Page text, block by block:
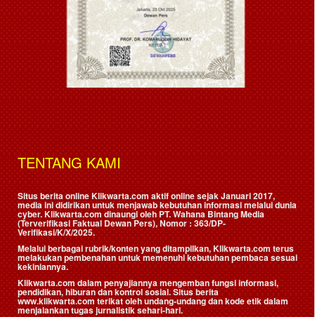
TENTANG KAMI
Situs berita online Klikwarta.com aktif online sejak Januari 2017,
media ini didirikan untuk menjawab kebutuhan informasi melalui dunia
cyber. Klikwarta.com dinaungi oleh PT. Wahana Bintang Media
(Terverifikasi Faktual Dewan Pers), Nomor : 363/DP-
Verifikasi/K/X/2025.
Melalui berbagai rubrik/konten yang ditampilkan, Klikwarta.com terus
melakukan pembenahan untuk memenuhi kebutuhan pembaca sesuai
kekiniannya.
Klikwarta.com dalam penyajiannya mengemban fungsi informasi,
pendidikan, hiburan dan kontrol sosial. Situs berita
www.klikwarta.com terikat oleh undang-undang dan kode etik dalam
menjalankan tugas jurnalistik sehari-hari.